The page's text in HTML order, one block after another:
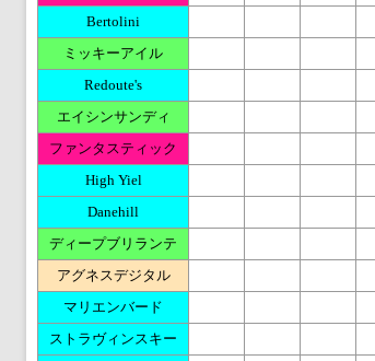
Bertolini
ミッキーアイル
Redoute's
エイシンサンディ
ファンタスティック
High Yiel
Danehill
ディープブリランテ
アグネスデジタル
マリエンバード
ストラヴィンスキー